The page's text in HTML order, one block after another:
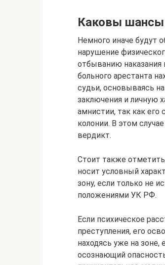
Каковы шансы
Немного иначе будут
нарушение
отбыванию наказания
больного арестанта
судьи, основываясь
заключения и личную
амнистии, так как
колонии. В этом
вердикт.
Стоит также
носит условный
зону, если только не
положениями УК РФ.
Если психическое
преступления, его
находясь уже на зоне,
осознающий